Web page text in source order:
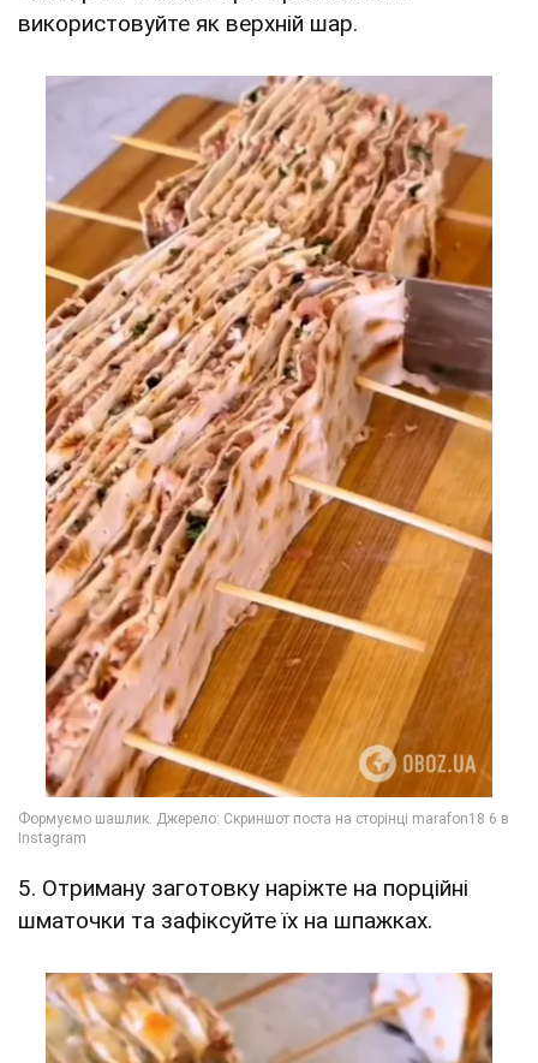
використовуйте як верхній шар.
5. Отриману заготовку наріжте на порційні
шматочки та зафіксуйте їх на шпажках.